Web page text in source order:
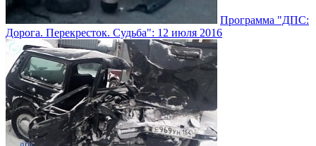
Программа "ДПС:
Дорога. Перекресток. Судьба": 12 июля 2016